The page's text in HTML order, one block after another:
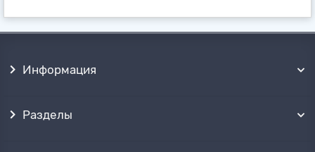
Информация
Разделы